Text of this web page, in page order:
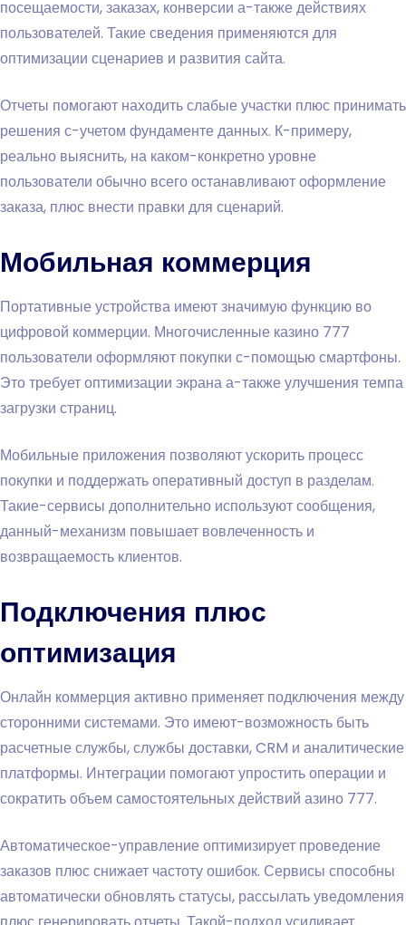
посещаемости, заказах, конверсии а-также действиях
пользователей. Такие сведения применяются для
оптимизации сценариев и развития сайта.
Отчеты помогают находить слабые участки плюс принимать
решения с-учетом фундаменте данных. К-примеру,
реально выяснить, на каком-конкретно уровне
пользователи обычно всего останавливают оформление
заказа, плюс внести правки для сценарий.
Мобильная коммерция
Портативные устройства имеют значимую функцию во
цифровой коммерции. Многочисленные казино 777
пользователи оформляют покупки с-помощью смартфоны.
Это требует оптимизации экрана а-также улучшения темпа
загрузки страниц.
Мобильные приложения позволяют ускорить процесс
покупки и поддержать оперативный доступ в разделам.
Такие-сервисы дополнительно используют сообщения,
данный-механизм повышает вовлеченность и
возвращаемость клиентов.
Подключения плюс
оптимизация
Онлайн коммерция активно применяет подключения между
сторонними системами. Это имеют-возможность быть
расчетные службы, службы доставки, CRM и аналитические
платформы. Интеграции помогают упростить операции и
сократить объем самостоятельных действий азино 777.
Автоматическое-управление оптимизирует проведение
заказов плюс снижает частоту ошибок. Сервисы способны
автоматически обновлять статусы, рассылать уведомления